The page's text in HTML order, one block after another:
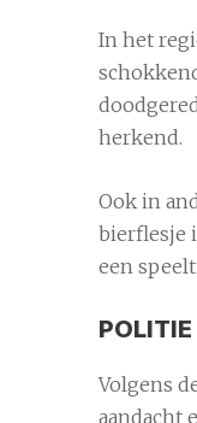
In het
herkend.
Ook in
bierflesje
een
Volgens
aandacht